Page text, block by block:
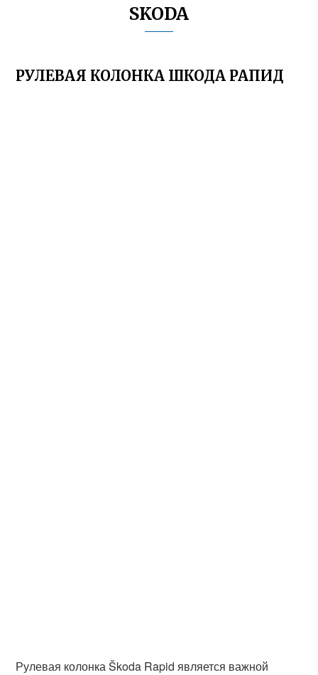
SKODA
РУЛЕВАЯ КОЛОНКА ШКОДА РАПИД
Рулевая колонка Škoda Rapid является важной